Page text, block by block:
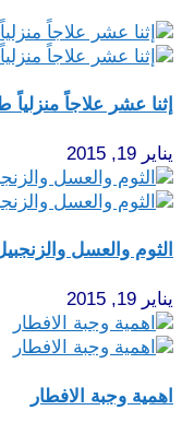
إثنا عشر علاجاً منزلياً
يناير 19, 2015
الثوم والعسل
يناير 19, 2015
اهمية وجبة الافطار